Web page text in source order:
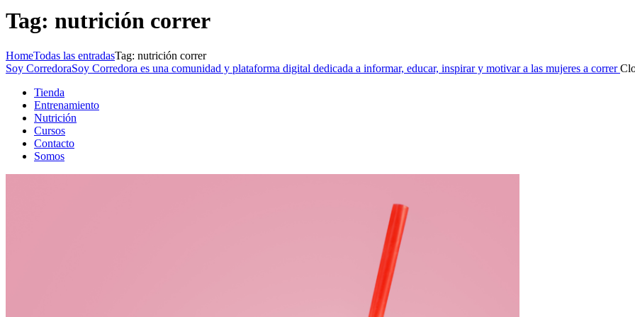
Tag: nutrición correr
HomeTodas las entradasTag: nutrición correr
Soy CorredoraSoy Corredora es una comunidad y plataforma digital dedicada a informar, educar, inspirar y motivar a las mujeres a correr
Tienda
Entrenamiento
Nutrición
Cursos
Contacto
Somos